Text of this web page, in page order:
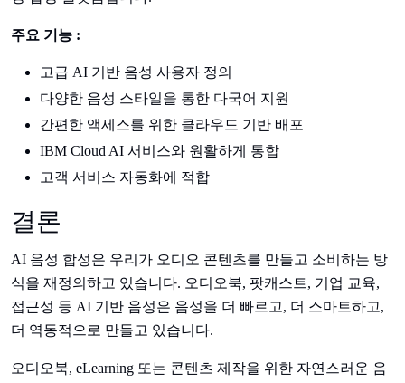
주요 기능 :
고급 AI 기반 음성 사용자 정의
다양한 음성 스타일을 통한 다국어 지원
간편한 액세스를 위한 클라우드 기반 배포
IBM Cloud AI 서비스와 원활하게 통합
고객 서비스 자동화에 적합
결론
AI 음성 합성은 우리가 오디오 콘텐츠를 만들고 소비하는 방
식을 재정의하고 있습니다. 오디오북, 팟캐스트, 기업 교육,
접근성 등 AI 기반 음성은 음성을 더 빠르고, 더 스마트하고,
더 역동적으로 만들고 있습니다.
오디오북, eLearning 또는 콘텐츠 제작을 위한 자연스러운 음